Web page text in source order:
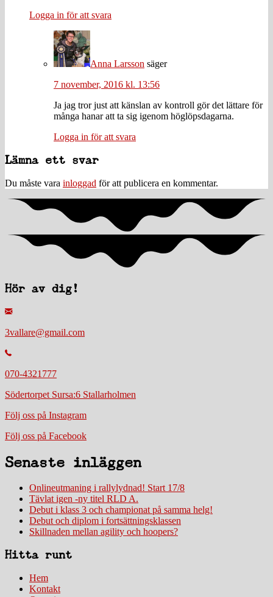
Logga in för att svara
Anna Larsson säger
7 november, 2016 kl. 13:56
Ja jag tror just att känslan av kontroll gör det lättare för
många hanar att ta sig igenom höglöpsdagarna.
Logga in för att svara
Lämna ett svar
Du måste vara inloggad för att publicera en kommentar.
Hör av dig!
3vallare@gmail.com
070-4321777
Södertorpet Sursa:6 Stallarholmen
Följ oss på Instagram
Följ oss på Facebook
Senaste inläggen
Onlineutmaning i rallylydnad! Start 17/8
Tävlat igen -ny titel RLD A.
Debut i klass 3 och championat på samma helg!
Debut och diplom i fortsättningsklassen
Skillnaden mellan agility och hoopers?
Hitta runt
Hem
Kontakt